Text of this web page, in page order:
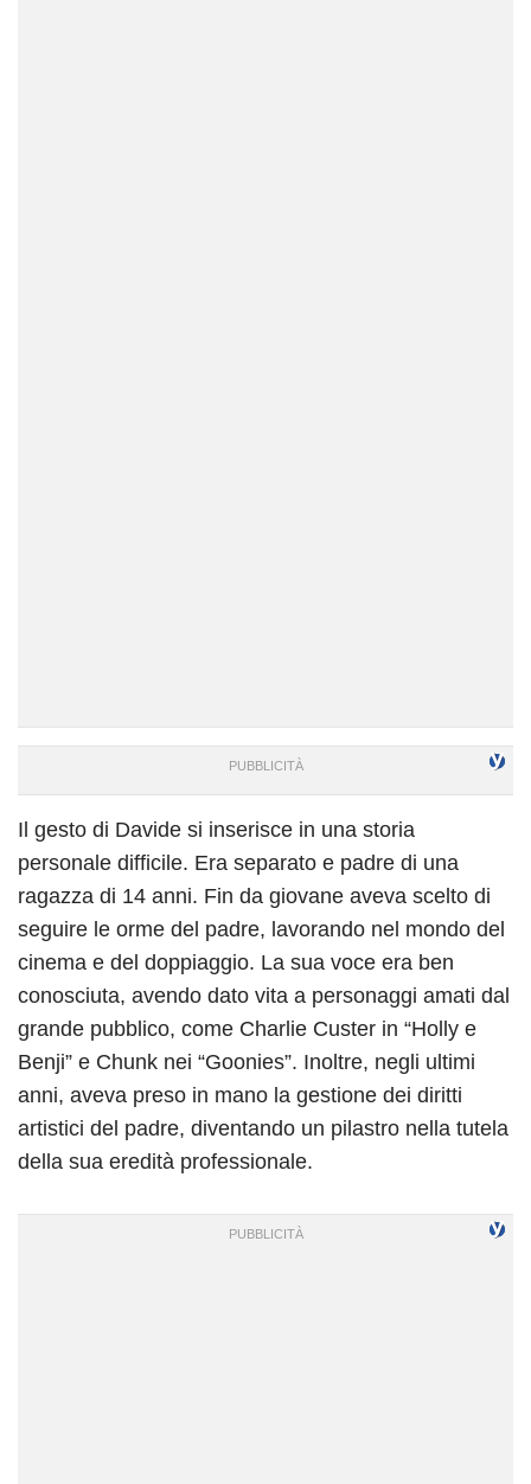
Il gesto di Davide si inserisce in una storia
personale difficile. Era separato e padre di una
ragazza di 14 anni. Fin da giovane aveva scelto di
seguire le orme del padre, lavorando nel mondo del
cinema e del doppiaggio. La sua voce era ben
conosciuta, avendo dato vita a personaggi amati dal
grande pubblico, come Charlie Custer in “Holly e
Benji” e Chunk nei “Goonies”. Inoltre, negli ultimi
anni, aveva preso in mano la gestione dei diritti
artistici del padre, diventando un pilastro nella tutela
della sua eredità professionale.